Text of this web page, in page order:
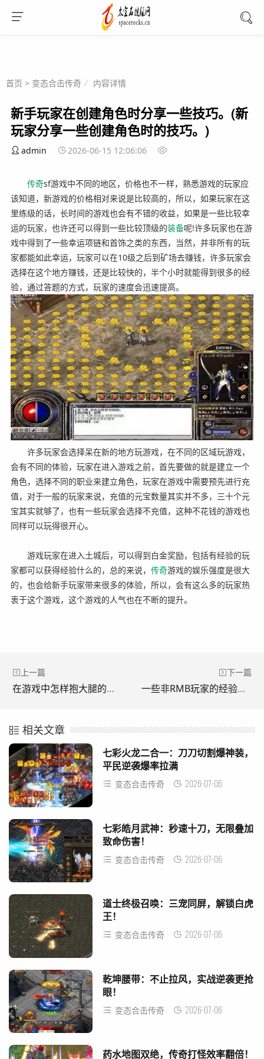
首页 > 变态合击传奇 内容详情
新手玩家在创建角色时分享一些技巧。(新
玩家分享一些创建角色时的技巧。)
admin 2026-06-15 12:06:06
传奇sf游戏中不同的地区，价格也不一样，熟悉游戏的玩家应
该知道，新游戏的价格相对来说是比较高的，所以，如果玩家在这
里练级的话，长时间的游戏也会有不错的收益，如果是一些比较幸
运的玩家，也许还可以得到一些比较顶级的装备呢!许多玩家也在游
戏中得到了一些幸运项链和首饰之类的东西，当然，并非所有的玩
家都能如此幸运，玩家可以在10级之后到矿场去赚钱，许多玩家会
选择在这个地方赚钱，还是比较快的，半个小时就能得到很多的经
验，通过答题的方式，玩家的速度会迅速提高。
许多玩家会选择呆在新的地方玩游戏，在不同的区域玩游戏，
会有不同的体验，玩家在进入游戏之前，首先要做的就是建立一个
角色，选择不同的职业来建立角色，玩家在游戏中需要预先进行充
值，对于一般的玩家来说，充值的元宝数量其实并不多，三十个元
宝其实就够了，也有一些玩家会选择不充值，这种不花钱的游戏也
同样可以玩得很开心。
游戏玩家在进入土城后，可以得到白金奖励，包括有经验的玩
家都可以获得经验什么的，总的来说， 传奇游戏的娱乐强度是很大
的，也会给新手玩家带来很多的体验，所以，会有这么多的玩家热
衷于这个游戏，这个游戏的人气也在不断的提升。
上一篇
在游戏中怎样抱大腿的攻略。(游戏中如何抱大腿的指南。)
下一篇
一些非RMB玩家的经验总结。(一些非人民币玩家的经验总结。)
相关文章
七彩火龙二合一：刀刀切割爆神装，
平民逆袭爆率拉满
变态合击传奇 2026-07-06
七彩皓月武神：秒速十刀，无限叠加
致命伤害！
变态合击传奇 2026-07-06
道士终极召唤：三宠同屏，解锁白虎
王！
变态合击传奇 2026-07-06
乾坤腰带：不止拉风，实战逆袭更抢
眼！
变态合击传奇 2026-07-06
药水地图双绝，传奇打怪效率翻倍！